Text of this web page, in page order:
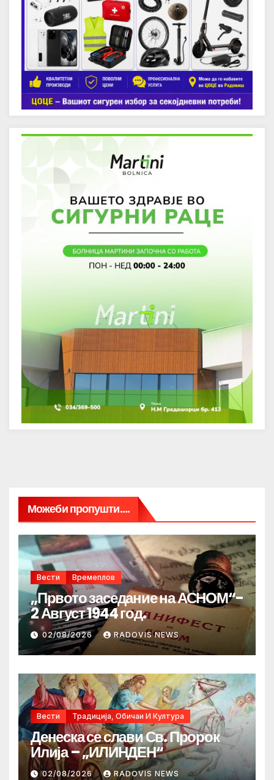
Можеби пропушти....
Вести Времеплов
„Првото заседание на АСНОМ“-
2 Август 1944 год.
02/08/2026 RADOVIS NEWS
Вести Традиција, Обичаи И Култура
Денеска се слави Св. Пророк
Илија – „ИЛИНДЕН“
02/08/2026 RADOVIS NEWS